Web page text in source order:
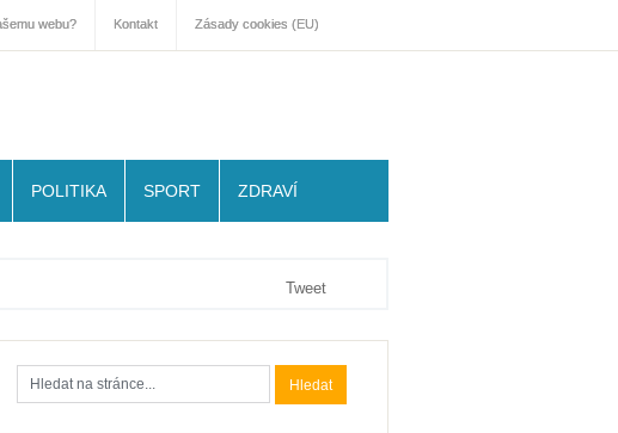
webu? Kontakt Zásady cookies (EU)
POLITIKA SPORT ZDRAVÍ
Tweet